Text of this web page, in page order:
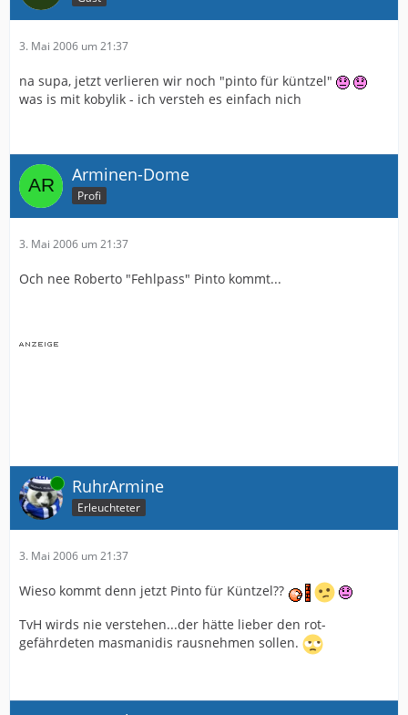
3. Mai 2006 um 21:37
na supa, jetzt verlieren wir noch "pinto für küntzel"
was is mit kobylik - ich versteh es einfach nich
Arminen-Dome
Profi
3. Mai 2006 um 21:37
Och nee Roberto "Fehlpass" Pinto kommt...
Online RuhrArmine
Erleuchteter
3. Mai 2006 um 21:37
Wieso kommt denn jetzt Pinto für Küntzel??
TvH wirds nie verstehen...der hätte lieber den rot-
gefährdeten masmanidis rausnehmen sollen.